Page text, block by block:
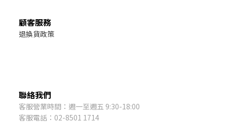
顧客服務
退換貨政策
聯絡我們
客服營業時間：週一至週五 9:30-18:00
客服電話：02-8501 1714